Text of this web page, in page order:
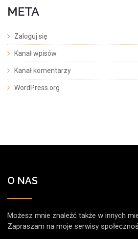
META
Zaloguj się
Kanał wpisów
Kanał komentarzy
WordPress.org
O NAS
Możesz mnie znaleźć także w innych
Zapraszam na moje serwisy